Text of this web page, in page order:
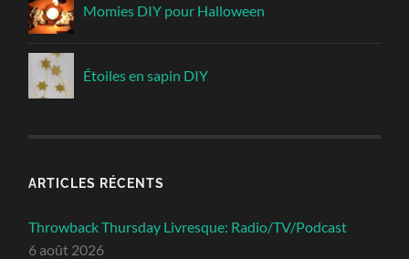
Momies DIY pour Halloween
Étoiles en sapin DIY
ARTICLES RÉCENTS
Throwback Thursday Livresque: Radio/TV/Podcast
6 août 2026